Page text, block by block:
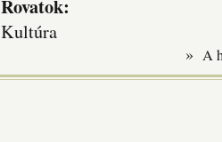
Rovatok:
Kultúra
» A